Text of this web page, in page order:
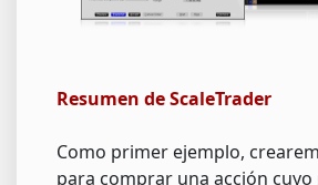
Resumen de ScaleTrader
Como primer ejemplo,
para comprar una acción cuyo